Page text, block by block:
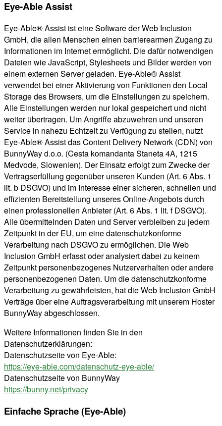
Eye-Able Assist
Eye-Able® Assist ist eine Software der Web Inclusion
GmbH, die allen Menschen einen barrierearmen Zugang zu
Informationen im Internet ermöglicht. Die dafür notwendigen
Dateien wie JavaScript, Stylesheets und Bilder werden von
einem externen Server geladen. Eye-Able® Assist
verwendet bei einer Aktivierung von Funktionen den Local
Storage des Browsers, um die Einstellungen zu speichern.
Alle Einstellungen werden nur lokal gespeichert und nicht
weiter übertragen. Um Angriffe abzuwehren und unseren
Service in nahezu Echtzeit zu Verfügung zu stellen, nutzt
Eye-Able® Assist das Content Delivery Network (CDN) von
BunnyWay d.o.o. (Cesta komandanta Staneta 4A, 1215
Medvode, Slowenien). Der Einsatz erfolgt zum Zwecke der
Vertragserfüllung gegenüber unseren Kunden (Art. 6 Abs. 1
lit. b DSGVO) und im Interesse einer sicheren, schnellen und
effizienten Bereitstellung unseres Online-Angebots durch
einen professionellen Anbieter (Art. 6 Abs. 1 lit. f DSGVO).
Alle übermittelnden Daten und Server verbleiben zu jedem
Zeitpunkt in der EU, um eine datenschutzkonforme
Verarbeitung nach DSGVO zu ermöglichen. Die Web
Inclusion GmbH erfasst oder analysiert dabei zu keinem
Zeitpunkt personenbezogenes Nutzerverhalten oder andere
personenbezogenen Daten. Um die datenschutzkonforme
Verarbeitung zu gewährleisten, hat die Web Inclusion GmbH
Verträge über eine Auftragsverarbeitung mit unserem Hoster
BunnyWay abgeschlossen.
Weitere Informationen finden Sie in den
Datenschutzerklärungen:
Datenschutzseite von Eye-Able:
https://eye-able.com/datenschutz-eye-able/
Datenschutzseite von BunnyWay
https://bunny.net/privacy
Einfache Sprache (Eye-Able)